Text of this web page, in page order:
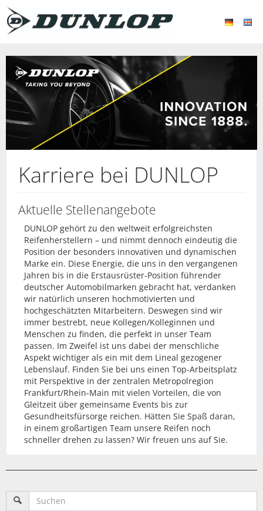
Karriere bei DUNLOP
Aktuelle Stellenangebote
DUNLOP gehört zu den weltweit erfolgreichsten
Reifenherstellern – und nimmt dennoch eindeutig die
Position der besonders innovativen und dynamischen
Marke ein. Diese Energie, die uns in den vergangenen
Jahren bis in die Erstausrüster-Position führender
deutscher Automobilmarken gebracht hat, verdanken
wir natürlich unseren hochmotivierten und
hochgeschätzten Mitarbeitern. Deswegen sind wir
immer bestrebt, neue Kollegen/Kolleginnen und
Menschen zu finden, die perfekt in unser Team
passen. Im Zweifel ist uns dabei der menschliche
Aspekt wichtiger als ein mit dem Lineal gezogener
Lebenslauf. Finden Sie bei uns einen Top-Arbeitsplatz
mit Perspektive in der zentralen Metropolregion
Frankfurt/Rhein-Main mit vielen Vorteilen, die von
Gleitzeit über gemeinsame Events bis zur
Gesundheitsfürsorge reichen. Hätten Sie Spaß daran,
in einem großartigen Team unsere Reifen noch
schneller drehen zu lassen? Wir freuen uns auf Sie.